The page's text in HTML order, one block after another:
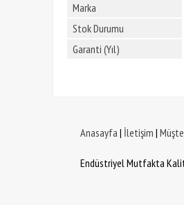
Marka
Stok Durumu
Garanti (Yıl)
Anasayfa | İletişim |
Endüstriyel Mutfakta